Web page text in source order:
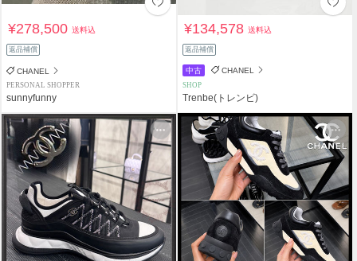
¥278,500送料込
返品補償
CHANEL
PERSONAL SHOPPER
sunnyfunny
¥134,578送料込
返品補償
中古 CHANEL
SHOP
Trenbe(トレンビ)